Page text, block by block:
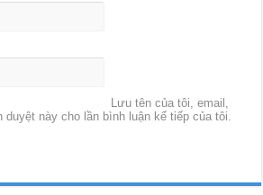
Lưu tên của tôi, email,
duyệt này cho lần bình luận kế tiếp của tôi.